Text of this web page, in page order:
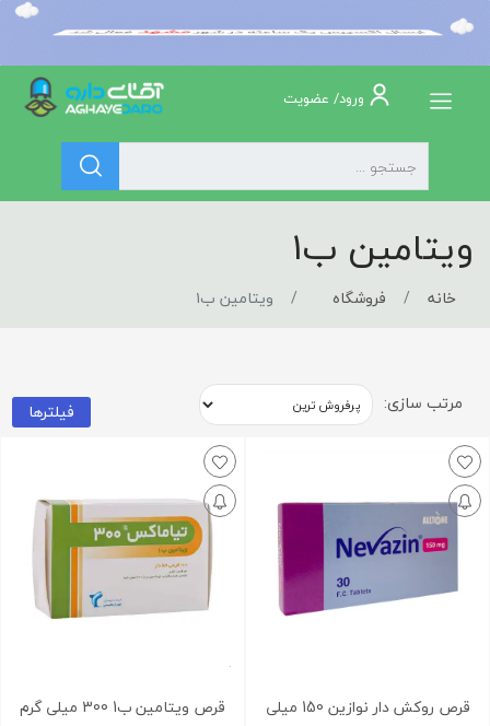
ورود/ عضویت
ویتامین ب۱
خانه فروشگاه ویتامین ب۱
مرتب سازی: فیلترها
قرص روکش دار نوازین 150 میلی
قرص ویتامین ب1 300 میلی گرم